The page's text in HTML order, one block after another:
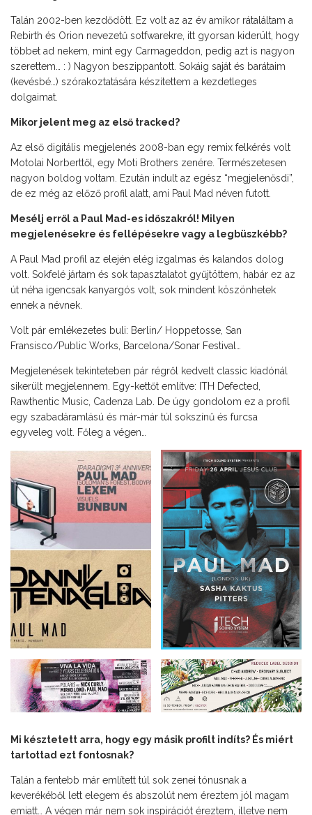
Talán 2002-ben kezdődött. Ez volt az az év amikor rátaláltam a
Rebirth és Orion nevezetű sotfwarekre, itt gyorsan kiderült, hogy
többet ad nekem, mint egy Carmageddon, pedig azt is nagyon
szerettem… : ) Nagyon beszippantott. Sokáig saját és barátaim
(kevésbé…) szórakoztatására készítettem a kezdetleges
dolgaimat.
Mikor jelent meg az első tracked?
Az első digitális megjelenés 2008-ban egy remix felkérés volt
Motolai Norberttől, egy Moti Brothers zenére. Természetesen
nagyon boldog voltam. Ezután indult az egész “megjelenősdi”,
de ez még az előző profil alatt, ami Paul Mad néven futott.
Mesélj erről a Paul Mad-es időszakról! Milyen
megjelenésekre és fellépésekre vagy a legbüszkébb?
A Paul Mad profil az elején elég izgalmas és kalandos dolog
volt. Sokfelé jártam és sok tapasztalatot gyűjtöttem, habár ez az
út néha igencsak kanyargós volt, sok mindent köszönhetek
ennek a névnek.
Volt pár emlékezetes buli: Berlin/ Hoppetosse, San
Fransisco/Public Works, Barcelona/Sonar Festival…
Megjelenések tekinteteben pár régről kedvelt classic kiadónál
sikerült megjelennem. Egy-kettőt említve: ITH Defected,
Rawthentic Music, Cadenza Lab. De úgy gondolom ez a profil
egy szabadáramlású és már-már túl sokszínű és furcsa
egyveleg volt. Főleg a végen…
Mi késztetett arra, hogy egy másik profilt indíts? És miért
tartottad ezt fontosnak?
Talán a fentebb már említett túl sok zenei tónusnak a
keverékéből lett elegem és abszolút nem éreztem jól magam
emiatt… A végen már nem sok inspirációt éreztem, illetve nem